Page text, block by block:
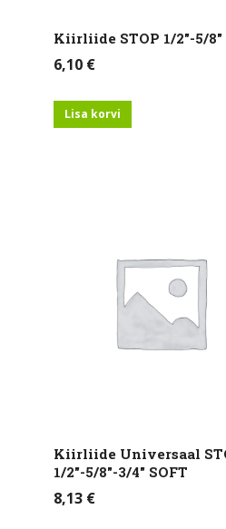
Kiirliide STOP 1/2″-5/8″
6,10 €
Lisa korvi
Kiirliide Universaal
1/2″-5/8″-3/4″ SOFT
8,13 €